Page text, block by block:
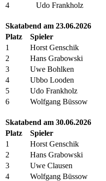
4
Udo Frankholz
Skatabend am 23.06.2026
Platz
Spieler
1
Horst Genschik
2
Hans Grabowski
3
Uwe Bohlken
4
Ubbo Looden
5
Udo Frankholz
6
Wolfgang Büssow
Skatabend am 30.06.2026
Platz
Spieler
1
Horst Genschik
2
Hans Grabowski
3
Uwe Clausen
4
Wolfgang Büssow